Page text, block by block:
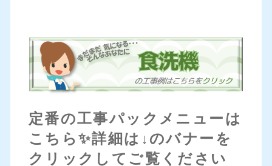
定番の工事パックメニューは
こちら✨詳細は↓のバナーを
クリックしてご覧ください